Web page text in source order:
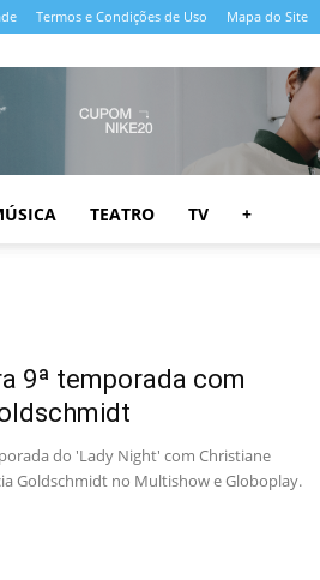
Termos e Condições de Uso Mapa do Site
TEATRO TV +
9ª temporada com
do 'Lady Night' com Christiane
Goldschmidt no Multishow e Globoplay.